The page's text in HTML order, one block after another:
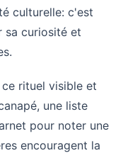
culturelle: c'est
sa curiosité et
rituel visible et
une liste
pour noter une
encouragent la